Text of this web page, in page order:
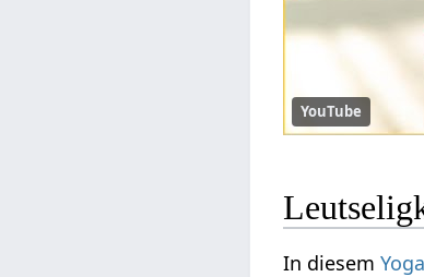
YouTube
In diesemYoga